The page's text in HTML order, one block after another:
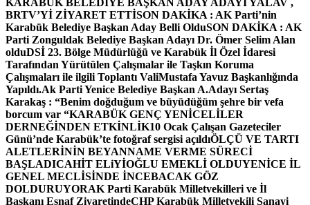
BRTV’Yİ ZİYARET ETTİSON DAKİKA : AK Parti’nin
Karabük Belediye Başkan Aday Belli OlduSON DAKİKA : AK
Parti Zonguldak Belediye Başkan Adayı Dr. Ömer Selim Alan
olduDSİ 23. Bölge Müdürlüğü ve Karabük İl Özel İdaresi
Tarafından Yürütülen Çalışmalar ile Taşkın Koruma
Çalışmaları ile ilgili Toplantı ValiMustafa Yavuz Başkanlığında
Yapıldı.Ak Parti Yenice Belediye Başkan A.Adayı Sertaş
Karakaş : “Benim doğduğum ve büyüdüğüm şehre bir vefa
borcum var “KARABÜK GENÇ YENİCELİLER
DERNEĞİNDEN ETKİNLİK10 Ocak Çalışan Gazeteciler
Günü’nde Karabük’te fotoğraf sergisi açıldıÖLÇÜ VE TARTI
ALETLERİNİN BEYANNAME VERME SÜRECİ
BAŞLADICAHİT ELiYİOĞLU EMEKLİ OLDUYENİCE İL
GENEL MECLİSİNDE İNCEBACAK GÖZ
DOLDURUYORAK Parti Karabük Milletvekilleri ve İl
Başkanı Esnaf ZiyaretindeCHP Karabük Milletvekili Sanayi